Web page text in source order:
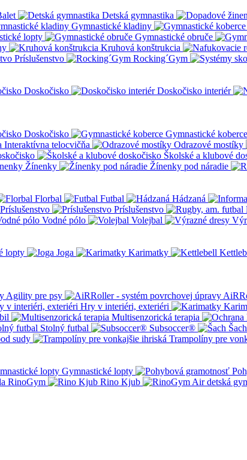
Detská gymnastika
Gymnastické kladiny
lopty Gymnastické obruče
Kruhová konštrukcia
Príslušenstvo Rocking´Gym
Doskočisko Doskočisko interiér
Doskočisko Gymnastické koberce
Interaktívna telocvičňa Odrazové mostíky
Školské a klubové
Žínenky Žínenky pod náradie
Florbal Futbal Hádzaná
Príslušenstvo Príslušenstvo
Vodné pólo Volejbal
lopty Joga Karimatky
Agility pre psy
Hry v interiéri, exteriéri
Multisenzorická terapia
Stolný futbal Subsoccer® Šach
sudy
Trampolíny pre
Gymnastické lopty
RinoGym Rino Kjub